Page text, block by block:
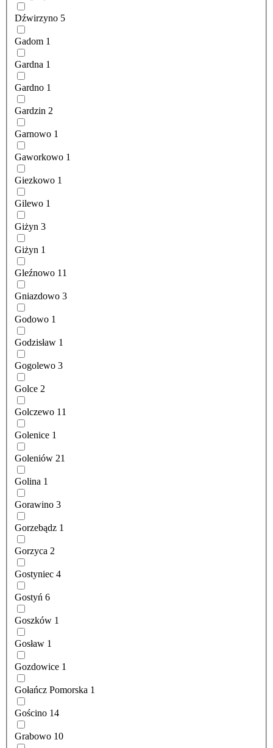
Dźwirzyno 5
Gadom 1
Gardna 1
Gardno 1
Gardzin 2
Garnowo 1
Gaworkowo 1
Giezkowo 1
Gilewo 1
Giżyn 3
Giżyn 1
Gleźnowo 11
Gniazdowo 3
Godowo 1
Godzisław 1
Gogolewo 3
Golce 2
Golczewo 11
Golenice 1
Goleniów 21
Golina 1
Gorawino 3
Gorzebądz 1
Gorzyca 2
Gostyniec 4
Gostyń 6
Goszków 1
Gosław 1
Gozdowice 1
Gołańcz Pomorska 1
Gościno 14
Grabowo 10